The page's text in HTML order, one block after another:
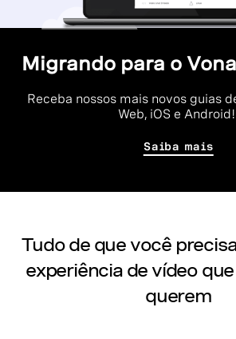
Migrando para o
Receba nossos mais novos guias
Web, iOS e Android!
Saiba mais
Tudo de que você
experiência de vídeo
querem